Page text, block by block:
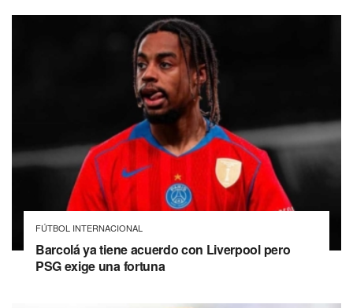
FÚTBOL INTERNACIONAL
Barcolá ya tiene acuerdo con Liverpool pero
PSG exige una fortuna